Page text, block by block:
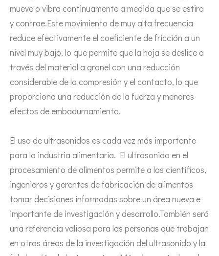
mueve o vibra continuamente a medida que se estira
y contrae.Este movimiento de muy alta frecuencia
reduce efectivamente el coeficiente de fricción a un
nivel muy bajo, lo que permite que la hoja se deslice a
través del material a granel con una reducción
considerable de la compresión y el contacto, lo que
proporciona una reducción de la fuerza y ​​menores
efectos de embadurnamiento.
El uso de ultrasonidos es cada vez más importante
para la industria alimentaria. El ultrasonido en el
procesamiento de alimentos permite a los científicos,
ingenieros y gerentes de fabricación de alimentos
tomar decisiones informadas sobre un área nueva e
importante de investigación y desarrollo.También será
una referencia valiosa para las personas que trabajan
en otras áreas de la investigación del ultrasonido y la